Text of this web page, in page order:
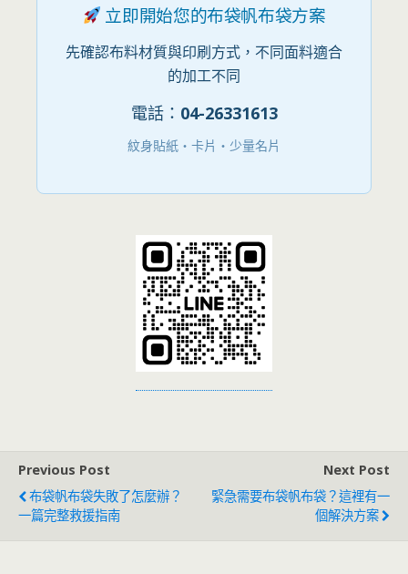
立即開始您的布袋帆布袋方案
先確認布料材質與印刷方式，不同面料適合
的加工不同
電話： 04-26331613
紋身貼紙・卡片・少量名片
Previous Post
布袋帆布袋失敗了怎麼辦？
一篇完整救援指南
Next Post
緊急需要布袋帆布袋？這裡有一
個解決方案